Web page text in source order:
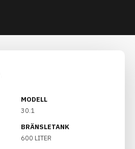
MODELL
30.1
BRÄNSLETANK
600 LITER